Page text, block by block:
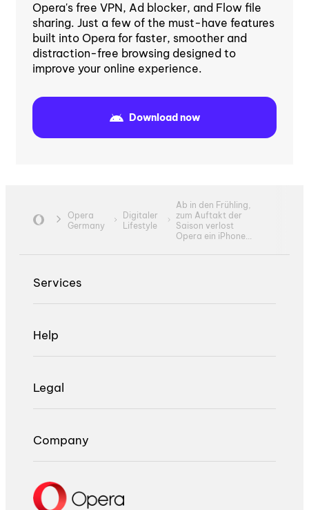
Opera's free VPN, Ad blocker, and Flow file
sharing. Just a few of the must-have features
built into Opera for faster, smoother and
distraction-free browsing designed to
improve your online experience.
Download now
Opera
Germany
Digitaler
Lifestyle
Ab in den Frühling,
zum Auftakt der
Saison verlost
Opera ein iPhone...
Services
Help
Legal
Company